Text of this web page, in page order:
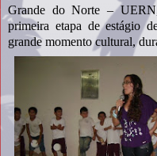
Grande do Norte –
primeira etapa de estágio
grande momento cultural,